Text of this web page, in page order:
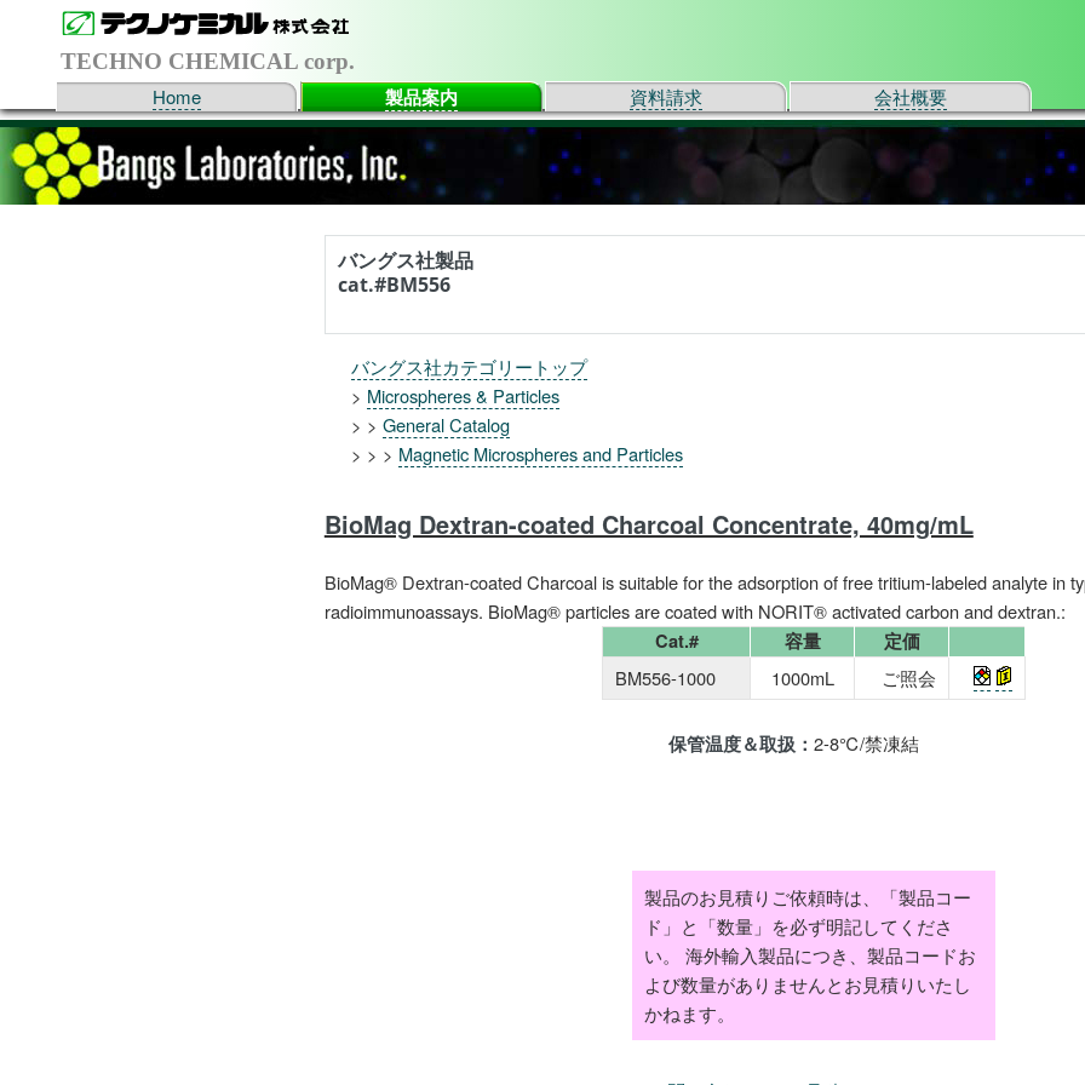
TECHNO CHEMICAL corp.
Home
製品案内 資料請求 会社概要
バングス社製品
cat.#BM556
バングス社カテゴリートップ
> Microspheres & Particles
> > General Catalog
> > > Magnetic Microspheres and Particles
BioMag Dextran-coated Charcoal Concentrate, 40mg/mL
BioMag® Dextran-coated Charcoal is suitable for the adsorption of free tritium-labeled analyte in
radioimmunoassays. BioMag® particles are coated with NORIT® activated carbon and dextran.:
Cat.#
容量
定価
BM556-1000
1000mL ご照会
保管温度＆取扱： 2-8℃/禁凍結
製品のお見積りご依頼時は、「製品コー
ド」と「数量」を必ず明記してくださ
い。 海外輸入製品につき、製品コードお
よび数量がありませんとお見積りいたし
かねます。